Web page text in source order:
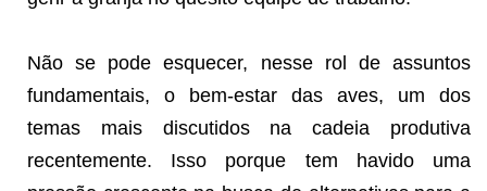
Não se pode esquecer, nesse rol de assuntos
fundamentais, o bem-estar das aves, um dos
temas mais discutidos na cadeia produtiva
recentemente. Isso porque tem havido uma